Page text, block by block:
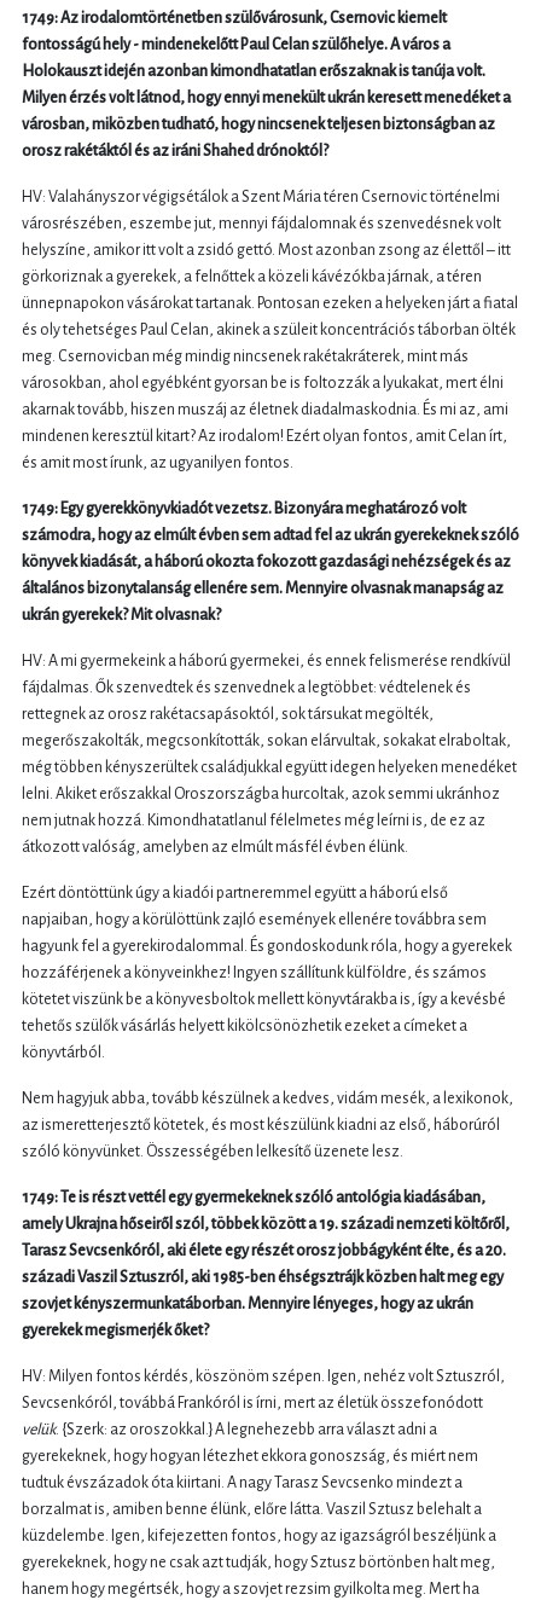
1749: Az irodalomtörténetben szülővárosunk, Csernovic kiemelt
fontosságú hely - mindenekelőtt Paul Celan szülőhelye. A város a
Holokauszt idején azonban kimondhatatlan erőszaknak is tanúja volt.
Milyen érzés volt látnod, hogy ennyi menekült ukrán keresett menedéket a
városban, miközben tudható, hogy nincsenek teljesen biztonságban az
orosz rakétáktól és az iráni Shahed drónoktól?
HV: Valahányszor végigsétálok a Szent Mária téren Csernovic történelmi
városrészében, eszembe jut, mennyi fájdalomnak és szenvedésnek volt
helyszíne, amikor itt volt a zsidó gettó. Most azonban zsong az élettől – itt
görkoriznak a gyerekek, a felnőttek a közeli kávézókba járnak, a téren
ünnepnapokon vásárokat tartanak. Pontosan ezeken a helyeken járt a fiatal
és oly tehetséges Paul Celan, akinek a szüleit koncentrációs táborban ölték
meg. Csernovicban még mindig nincsenek rakétakráterek, mint más
városokban, ahol egyébként gyorsan be is foltozzák a lyukakat, mert élni
akarnak tovább, hiszen muszáj az életnek diadalmaskodnia. És mi az, ami
mindenen keresztül kitart? Az irodalom! Ezért olyan fontos, amit Celan írt,
és amit most írunk, az ugyanilyen fontos.
1749: Egy gyerekkönyvkiadót vezetsz. Bizonyára meghatározó volt
számodra, hogy az elmúlt évben sem adtad fel az ukrán gyerekeknek szóló
könyvek kiadását, a háború okozta fokozott gazdasági nehézségek és az
általános bizonytalanság ellenére sem. Mennyire olvasnak manapság az
ukrán gyerekek? Mit olvasnak?
HV: A mi gyermekeink a háború gyermekei, és ennek felismerése rendkívül
fájdalmas. Ők szenvedtek és szenvednek a legtöbbet: védtelenek és
rettegnek az orosz rakétacsapásoktól, sok társukat megölték,
megerőszakolták, megcsonkították, sokan elárvultak, sokakat elraboltak,
még többen kényszerültek családjukkal együtt idegen helyeken menedéket
lelni. Akiket erőszakkal Oroszországba hurcoltak, azok semmi ukránhoz
nem jutnak hozzá. Kimondhatatlanul félelmetes még leírni is, de ez az
átkozott valóság, amelyben az elmúlt másfél évben élünk.
Ezért döntöttünk úgy a kiadói partneremmel együtt a háború első
napjaiban, hogy a körülöttünk zajló események ellenére továbbra sem
hagyunk fel a gyerekirodalommal. És gondoskodunk róla, hogy a gyerekek
hozzáférjenek a könyveinkhez! Ingyen szállítunk külföldre, és számos
kötetet viszünk be a könyvesboltok mellett könyvtárakba is, így a kevésbé
tehetős szülők vásárlás helyett kikölcsönözhetik ezeket a címeket a
könyvtárból.
Nem hagyjuk abba, tovább készülnek a kedves, vidám mesék, a lexikonok,
az ismeretterjesztő kötetek, és most készülünk kiadni az első, háborúról
szóló könyvünket. Összességében lelkesítő üzenete lesz.
1749: Te is részt vettél egy gyermekeknek szóló antológia kiadásában,
amely Ukrajna hőseiről szól, többek között a 19. századi nemzeti költőről,
Tarasz Sevcsenkóról, aki élete egy részét orosz jobbágyként élte, és a 20.
századi Vaszil Sztuszról, aki 1985-ben éhségsztrájk közben halt meg egy
szovjet kényszermunkatáborban. Mennyire lényeges, hogy az ukrán
gyerekek megismerjék őket?
HV: Milyen fontos kérdés, köszönöm szépen. Igen, nehéz volt Sztuszról,
Sevcsenkóról, továbbá Frankóról is írni, mert az életük összefonódott
velük. {Szerk: az oroszokkal.} A legnehezebb arra választ adni a
gyerekeknek, hogy hogyan létezhet ekkora gonoszság, és miért nem
tudtuk évszázadok óta kiirtani. A nagy Tarasz Sevcsenko mindezt a
borzalmat is, amiben benne élünk, előre látta. Vaszil Sztusz belehalt a
küzdelembe. Igen, kifejezetten fontos, hogy az igazságról beszéljünk a
gyerekeknek, hogy ne csak azt tudják, hogy Sztusz börtönben halt meg,
hanem hogy megértsék, hogy a szovjet rezsim gyilkolta meg. Mert ha